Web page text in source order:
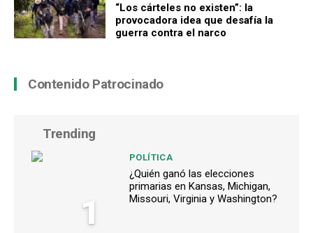
“Los cárteles no existen”: la
provocadora idea que desafía la
guerra contra el narco
Contenido Patrocinado
Trending
1
POLÍTICA
¿Quién ganó las elecciones
primarias en Kansas, Michigan,
Missouri, Virginia y Washington?